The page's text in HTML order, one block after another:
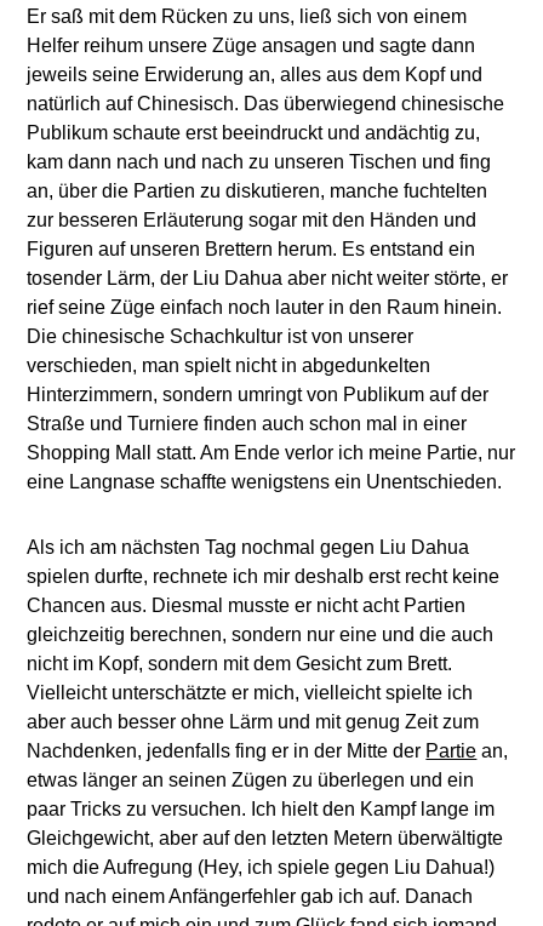
Er saß mit dem Rücken zu uns, ließ sich von einem
Helfer reihum unsere Züge ansagen und sagte dann
jeweils seine Erwiderung an, alles aus dem Kopf und
natürlich auf Chinesisch. Das überwiegend chinesische
Publikum schaute erst beeindruckt und andächtig zu,
kam dann nach und nach zu unseren Tischen und fing
an, über die Partien zu diskutieren, manche fuchtelten
zur besseren Erläuterung sogar mit den Händen und
Figuren auf unseren Brettern herum. Es entstand ein
tosender Lärm, der Liu Dahua aber nicht weiter störte, er
rief seine Züge einfach noch lauter in den Raum hinein.
Die chinesische Schachkultur ist von unserer
verschieden, man spielt nicht in abgedunkelten
Hinterzimmern, sondern umringt von Publikum auf der
Straße und Turniere finden auch schon mal in einer
Shopping Mall statt. Am Ende verlor ich meine Partie, nur
eine Langnase schaffte wenigstens ein Unentschieden.
Als ich am nächsten Tag nochmal gegen Liu Dahua
spielen durfte, rechnete ich mir deshalb erst recht keine
Chancen aus. Diesmal musste er nicht acht Partien
gleichzeitig berechnen, sondern nur eine und die auch
nicht im Kopf, sondern mit dem Gesicht zum Brett.
Vielleicht unterschätzte er mich, vielleicht spielte ich
aber auch besser ohne Lärm und mit genug Zeit zum
Nachdenken, jedenfalls fing er in der Mitte der Partie an,
etwas länger an seinen Zügen zu überlegen und ein
paar Tricks zu versuchen. Ich hielt den Kampf lange im
Gleichgewicht, aber auf den letzten Metern überwältigte
mich die Aufregung (Hey, ich spiele gegen Liu Dahua!)
und nach einem Anfängerfehler gab ich auf. Danach